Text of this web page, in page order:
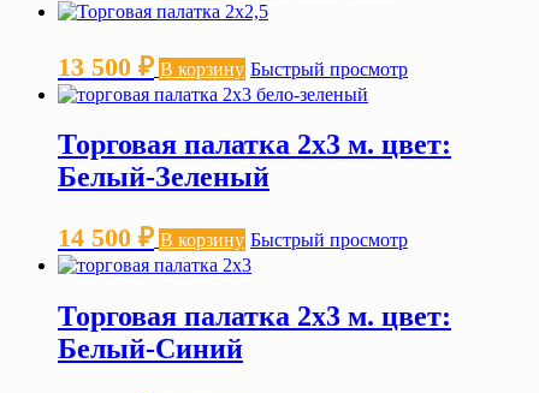
13 500 ₽ В корзину Быстрый просмотр
Торговая палатка 2х3 м. цвет:
Белый-Зеленый
14 500 ₽ В корзину Быстрый просмотр
Торговая палатка 2х3 м. цвет:
Белый-Синий